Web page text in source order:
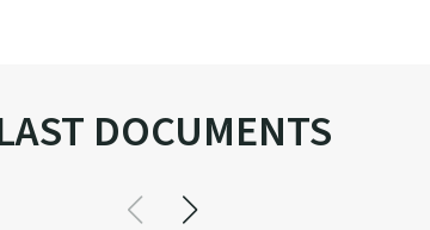
DOCUMENTS